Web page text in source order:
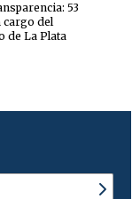
53
cargo del
de La Plata